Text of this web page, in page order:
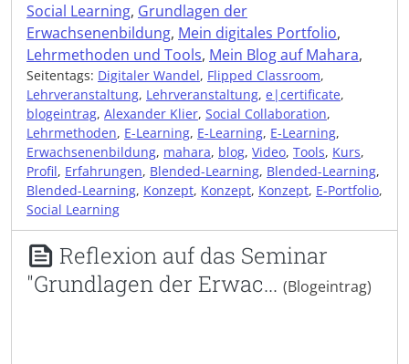
Social Learning, Grundlagen der
Erwachsenenbildung, Mein digitales Portfolio,
Lehrmethoden und Tools, Mein Blog auf Mahara,
Seitentags: Digitaler Wandel, Flipped Classroom,
Lehrveranstaltung, Lehrveranstaltung, e|certificate,
blogeintrag, Alexander Klier, Social Collaboration,
Lehrmethoden, E-Learning, E-Learning, E-Learning,
Erwachsenenbildung, mahara, blog, Video, Tools, Kurs,
Profil, Erfahrungen, Blended-Learning, Blended-Learning,
Blended-Learning, Konzept, Konzept, Konzept, E-Portfolio,
Social Learning
Reflexion auf das Seminar
"Grundlagen der Erwac... (Blogeintrag)